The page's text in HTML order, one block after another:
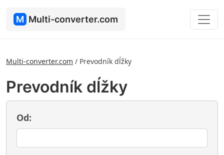
M Multi-converter.com
Multi-converter.com / Prevodník dĺžky
Prevodník dĺžky
Od: